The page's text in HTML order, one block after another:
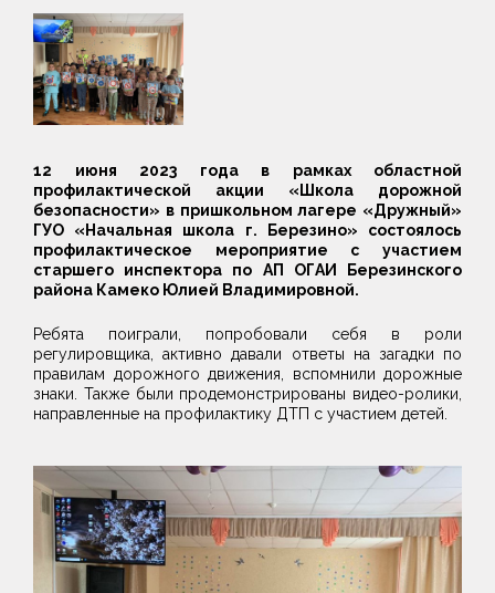
12 июня 2023 года в рамках областной
профилактической акции «Школа дорожной
безопасности» в пришкольном лагере «Дружный»
ГУО «Начальная школа г. Березино» состоялось
профилактическое мероприятие с участием
старшего инспектора по АП ОГАИ Березинского
района Камеко Юлией Владимировной.
Ребята поиграли, попробовали себя в роли
регулировщика, активно давали ответы на загадки по
правилам дорожного движения, вспомнили дорожные
знаки. Также были продемонстрированы видео-ролики,
направленные на профилактику ДТП с участием детей.